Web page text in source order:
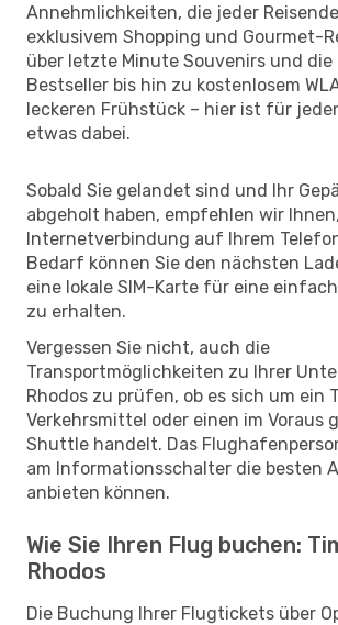
Annehmlichkeiten, die jeder
exklusivem Shopping und Gourmet-
über letzte Minute Souvenirs und die
Bestseller bis hin zu kostenlosem
leckeren Frühstück – hier ist für
etwas dabei.
Sobald Sie gelandet sind und Ihr
abgeholt haben, empfehlen wir
Internetverbindung auf Ihrem
Bedarf können Sie den nächsten
eine lokale SIM-Karte für eine
zu erhalten.
Vergessen Sie nicht, auch die
Transportmöglichkeiten zu Ihrer
Rhodos zu prüfen, ob es sich um ein
Verkehrsmittel oder einen im Voraus
Shuttle handelt. Das
am Informationsschalter die besten
anbieten können.
Wie Sie Ihren Flug buchen:
Rhodos
Die Buchung Ihrer Flugtickets über